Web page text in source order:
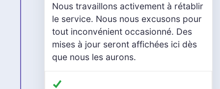
Nous travaillons activement à rétablir
le service. Nous nous excusons pour
tout inconvénient occasionné. Des
mises à jour seront affichées ici dès
que nous les aurons.